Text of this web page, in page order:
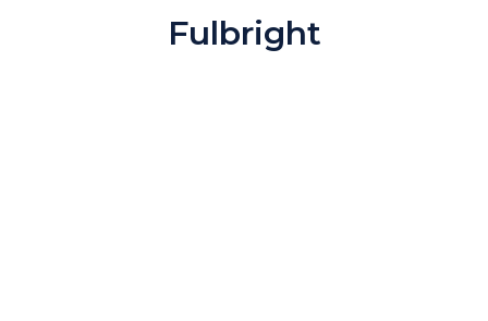
Fulbright